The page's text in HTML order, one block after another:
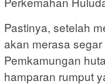
Pastinya, setelah
akan merasa
Pemkamungan
hamparan rumput